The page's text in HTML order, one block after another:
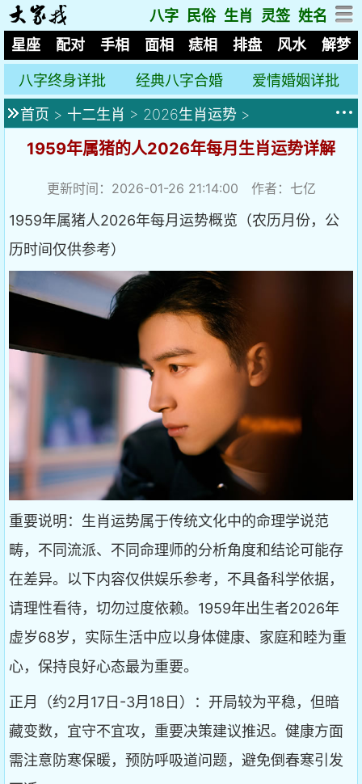
八字 民俗 生肖 灵签 姓名
星座
配对 手相 面相 痣相 排盘 风水 解梦
八字终身详批 经典八字合婚
爱情婚姻详批
首页 > 十二生肖 > 2026生肖运势 >
1959年属猪的人2026年每月生肖运势详解
更新时间：2026-01-26 21:14:00 作者：七亿
1959年属猪人2026年每月运势概览（农历月份，公
历时间仅供参考）
重要说明：生肖运势属于传统文化中的命理学说范
畴，不同流派、不同命理师的分析角度和结论可能存
在差异。以下内容仅供娱乐参考，不具备科学依据，
请理性看待，切勿过度依赖。1959年出生者2026年
虚岁68岁，实际生活中应以身体健康、家庭和睦为重
心，保持良好心态最为重要。
正月（约2月17日-3月18日）：开局较为平稳，但暗
藏变数，宜守不宜攻，重要决策建议推迟。健康方面
需注意防寒保暖，预防呼吸道问题，避免倒春寒引发